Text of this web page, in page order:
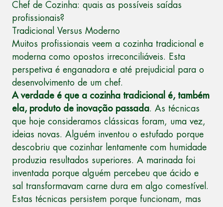
Chef de Cozinha: quais as possíveis saídas
profissionais?
Tradicional Versus Moderno
Muitos profissionais veem a cozinha tradicional e
moderna como opostos irreconciliáveis. Esta
perspetiva é enganadora e até prejudicial para o
desenvolvimento de um chef.
A verdade é que a cozinha tradicional é, também
ela, produto de inovação passada. As técnicas
que hoje consideramos clássicas foram, uma vez,
ideias novas. Alguém inventou o estufado porque
descobriu que cozinhar lentamente com humidade
produzia resultados superiores. A marinada foi
inventada porque alguém percebeu que ácido e
sal transformavam carne dura em algo comestível.
Estas técnicas persistem porque funcionam, mas